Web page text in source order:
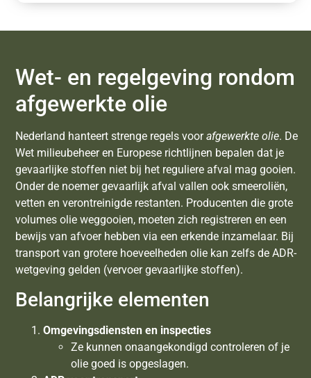
Wet- en regelgeving rondom
afgewerkte olie
Nederland hanteert strenge regels voorafgewerkte olie. De
Wet milieubeheer en Europese richtlijnen bepalen dat je
gevaarlijke stoffen niet bij het reguliere afval mag gooien.
Onder de noemer gevaarlijk afval vallen ook smeeroliën,
vetten en verontreinigde restanten. Producenten die grote
volumes olie weggooien, moeten zich registreren en een
bewijs van afvoer hebben via een erkende inzamelaar. Bij
transport van grotere hoeveelheden olie kan zelfs de ADR-
wetgeving gelden (vervoer gevaarlijke stoffen).
Belangrijke elementen
Omgevingsdiensten en inspecties
Ze kunnen onaangekondigd controleren of je
olie goed is opgeslagen.